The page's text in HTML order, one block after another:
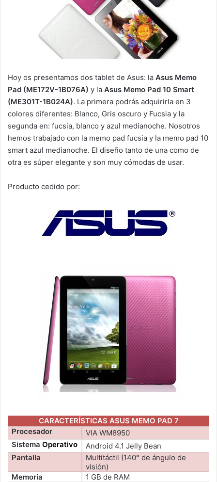
Hoy os presentamos dos tablet de Asus: la Asus Memo
Pad (ME172V-1B076A) y la Asus Memo Pad 10 Smart
(ME301T-1B024A). La primera podrás adquirirla en 3
colores diferentes: Blanco, Gris oscuro y Fucsia y la
segunda en: fucsia, blanco y azul medianoche. Nosotros
hemos trabajado con la memo pad fucsia y la memo pad 10
smart azul medianoche. El diseño tanto de una como de
otra es súper elegante y son muy cómodas de usar.
Producto cedido por:
CARACTERÍSTICAS ASUS MEMO PAD 7
Procesador
VIA WM8950
SistemaOperativo
Android 4.1 Jelly Bean
Pantalla
Multitáctil (140° de ángulo de
visión)
Memoria
1 GB de RAM